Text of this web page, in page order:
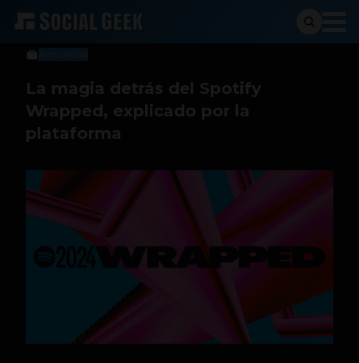
Social Geek
5 de diciembre de 2024
La magia detrás del Spotify
Wrapped, explicado por la
plataforma